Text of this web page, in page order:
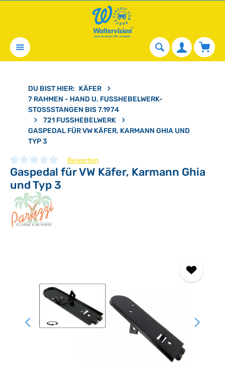
DU BIST HIER: KÄFER
7 RAHMEN - HAND U. FUSSHEBELWERK-S
TOSSSTANGEN BIS 7.1974
721 FUSSHEBELWERK
GASPEDAL FÜR VW KÄFER, KARMANN GHIA UND
TYP 3
Durchschnittliche Bewertung von 0 von 5 Sternen
Bewerten
Gaspedal für VW Käfer, Karmann Ghia
und Typ 3